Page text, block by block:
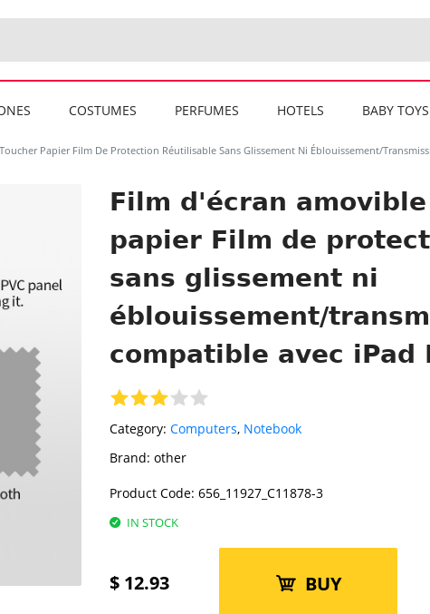
COSTUMES PERFUMES HOTELS BABY TOYS
Papier Film De Protection Réutilisable Sans Glissement Ni Éblouissement/
Film d'écran
papier Film de
sans glissement ni
éblouissement/
compatible avec iPad
Category: Computers, Notebook
Brand: other
Product Code: 656_11927_C11878-3
IN STOCK
$ 12.93 BUY